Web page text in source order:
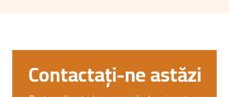
Contactați-ne astăzi